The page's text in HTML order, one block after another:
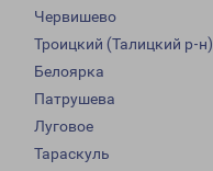
Червишево
Троицкий (Талицкий р-н)
Белоярка
Патрушева
Луговое
Тараскуль